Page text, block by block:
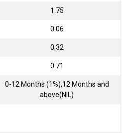
1.75
0.06
0.32
0.71
0-12 Months (1%),12 Months and
above(NIL)